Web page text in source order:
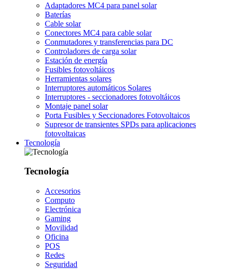
Adaptadores MC4 para panel solar
Baterías
Cable solar
Conectores MC4 para cable solar
Conmutadores y transferencias para DC
Controladores de carga solar
Estación de energía
Fusibles fotovoltáicos
Herramientas solares
Interruptores automáticos Solares
Interruptores - seccionadores fotovoltáicos
Montaje panel solar
Porta Fusibles y Seccionadores Fotovoltaicos
Supresor de transientes SPDs para aplicaciones
fotovoltaicas
Tecnología
Tecnología
Accesorios
Computo
Electrónica
Gaming
Movilidad
Oficina
POS
Redes
Seguridad